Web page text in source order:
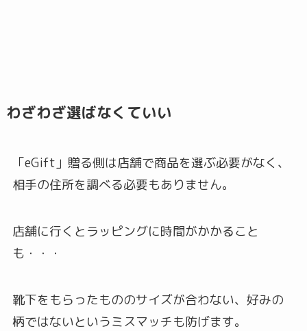
わざわざ選ばなくていい
「eGift」贈る側は店舗で商品を選ぶ必要がなく、
相手の住所を調べる必要もありません。
店舗に行くとラッピングに時間がかかること
も・・・
靴下をもらったもののサイズが合わない、好みの
柄ではないというミスマッチも防げます。